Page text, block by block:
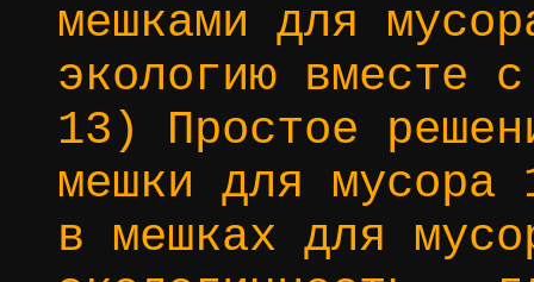
мешками для
экологию вместе
13) Простое
мешки для мусора
в мешках для